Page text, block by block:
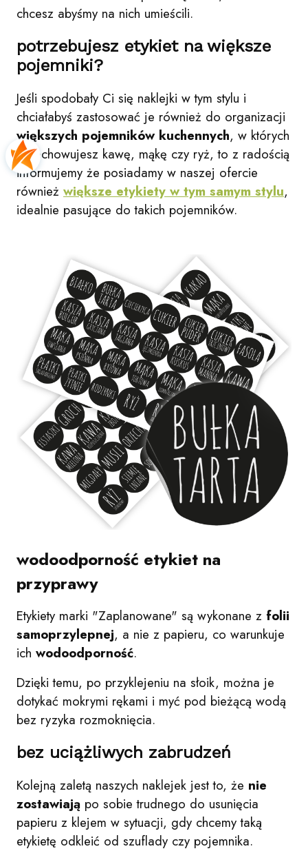
chcesz abyśmy na nich umieścili.
potrzebujesz etykiet na większe
pojemniki?
Jeśli spodobały Ci się naklejki w tym stylu i
chciałabyś zastosować je również do organizacji
większych pojemników kuchennych, w których
przechowujesz kawę, mąkę czy ryż, to z radością
informujemy że posiadamy w naszej ofercie
również większe etykiety w tym samym stylu,
idealnie pasujące do takich pojemników.
wodoodporność etykiet na
przyprawy
Etykiety marki "Zaplanowane" są wykonane z folii
samoprzylepnej, a nie z papieru, co warunkuje
ich wodoodporność.
Dzięki temu, po przyklejeniu na słoik, można je
dotykać mokrymi rękami i myć pod bieżącą wodą
bez ryzyka rozmoknięcia.
bez uciążliwych zabrudzeń
Kolejną zaletą naszych naklejek jest to, że nie
zostawiają po sobie trudnego do usunięcia
papieru z klejem w sytuacji, gdy chcemy taką
etykietę odkleić od szuflady czy pojemnika.